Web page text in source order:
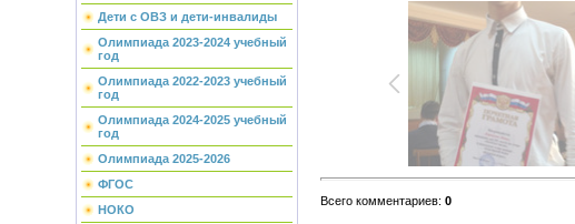
Дети с ОВЗ и дети-инвалиды
Олимпиада 2023-2024 учебный
год
Олимпиада 2022-2023 учебный
год
Олимпиада 2024-2025 учебный
год
Олимпиада 2025-2026
ФГОС
НОКО
Всего комментариев: 0